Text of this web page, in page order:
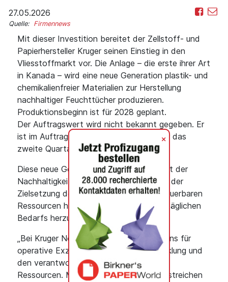
+
27.05.2026
Quelle: Firmennews
Mit dieser Investition bereitet der Zellstoff- und
Papierhersteller Kruger seinen Einstieg in den
Vliesstoffmarkt vor. Die Anlage – die erste ihrer Art
in Kanada – wird eine neue Generation plastik- und
chemikalienfreier Materialien zur Herstellung
nachhaltiger Feuchttücher produzieren.
Produktionsbeginn ist für 2028 geplant.
Der Auftragswert wird nicht bekannt gegeben. Er
ist im Auftragseingang von ANDRITZ für das
zweite Quartal 2026 enthalten.
Diese neue Geschäftstätigkeit entspricht der
Nachhaltigkeitsstrategie von Kruger und der
Zielsetzung des Unternehmens, aus erneuerbaren
Ressourcen hochwertige Produkte des täglichen
Bedarfs herzustellen.
„Bei Kruger Nonwovens engagieren wir uns für
operative Exzellenz, nachhaltige Entwicklung und
den verantwortungsvollen Umgang mit
Ressourcen. Mit dieser Investition unterstreichen